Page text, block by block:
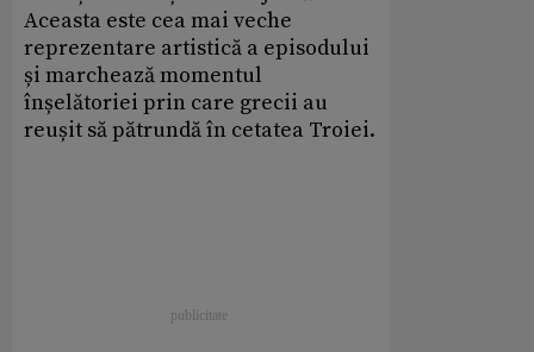
Aceasta este cea mai veche
reprezentare artistică a episodului
și marchează momentul
înșelătoriei prin care grecii au
reușit să pătrundă în cetatea Troiei.